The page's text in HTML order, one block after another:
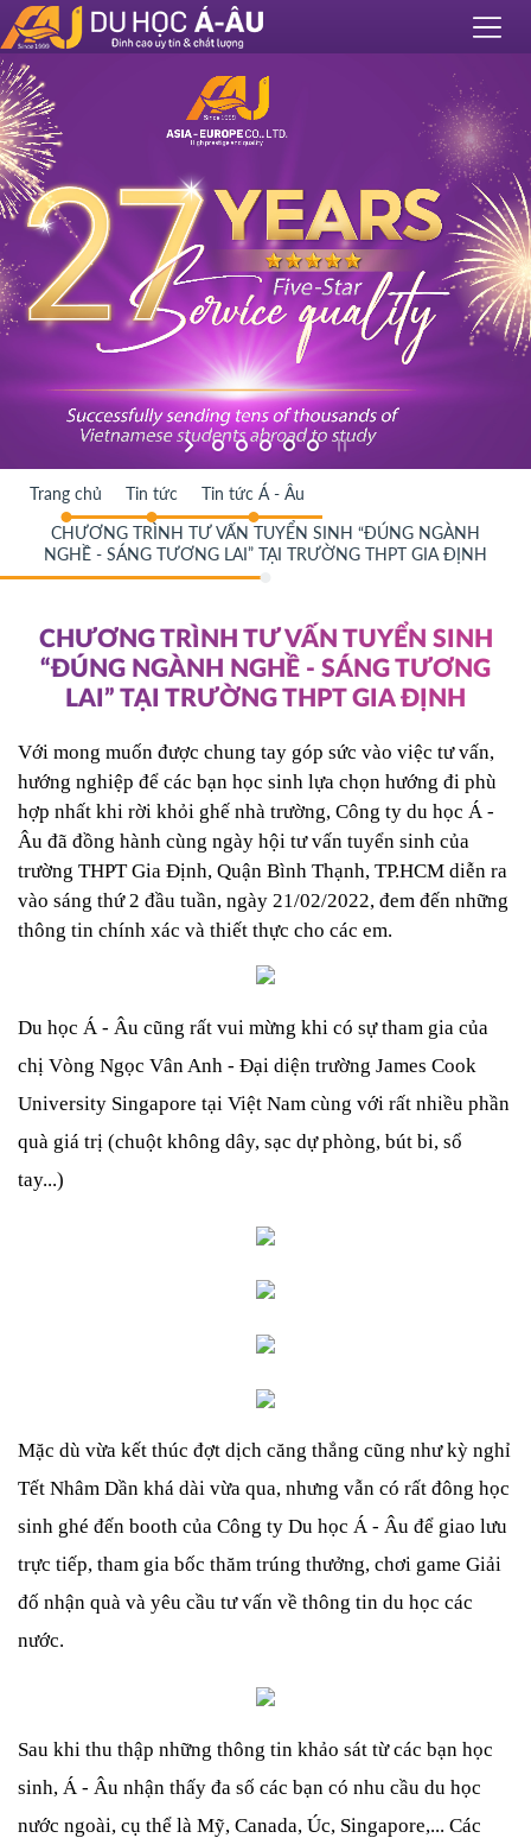
Trang chủ Tin tức Tin tức Á - Âu
CHƯƠNG TRÌNH TƯ VẤN TUYỂN SINH “ĐÚNG NGÀNH
NGHỀ - SÁNG TƯƠNG LAI” TẠI TRƯỜNG THPT GIA ĐỊNH
CHƯƠNG TRÌNH TƯ VẤN TUYỂN SINH
“ĐÚNG NGÀNH NGHỀ - SÁNG TƯƠNG
LAI” TẠI TRƯỜNG THPT GIA ĐỊNH
Với mong muốn được chung tay góp sức vào việc tư vấn,
hướng nghiệp để các bạn học sinh lựa chọn hướng đi phù
hợp nhất khi rời khỏi ghế nhà trường, Công ty du học Á -
Âu đã đồng hành cùng ngày hội tư vấn tuyển sinh của
trường THPT Gia Định, Quận Bình Thạnh, TP.HCM diễn ra
vào sáng thứ 2 đầu tuần, ngày 21/02/2022, đem đến những
thông tin chính xác và thiết thực cho các em.
Du học Á - Âu cũng rất vui mừng khi có sự tham gia của
chị Vòng Ngọc Vân Anh - Đại diện trường James Cook
University Singapore tại Việt Nam cùng với rất nhiều phần
quà giá trị (chuột không dây, sạc dự phòng, bút bi, sổ
tay...)
Mặc dù vừa kết thúc đợt dịch căng thẳng cũng như kỳ nghỉ
Tết Nhâm Dần khá dài vừa qua, nhưng vẫn có rất đông học
sinh ghé đến booth của Công ty Du học Á - Âu để giao lưu
trực tiếp, tham gia bốc thăm trúng thưởng, chơi game Giải
đố nhận quà và yêu cầu tư vấn về thông tin du học các
nước.
Sau khi thu thập những thông tin khảo sát từ các bạn học
sinh, Á - Âu nhận thấy đa số các bạn có nhu cầu du học
nước ngoài, cụ thể là Mỹ, Canada, Úc, Singapore,... Các